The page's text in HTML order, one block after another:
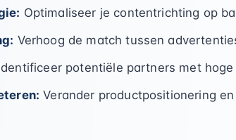
Optimaliseer je contentrichting op
Verhoog de match tussen
potentiële partners met
Verander productpositionering